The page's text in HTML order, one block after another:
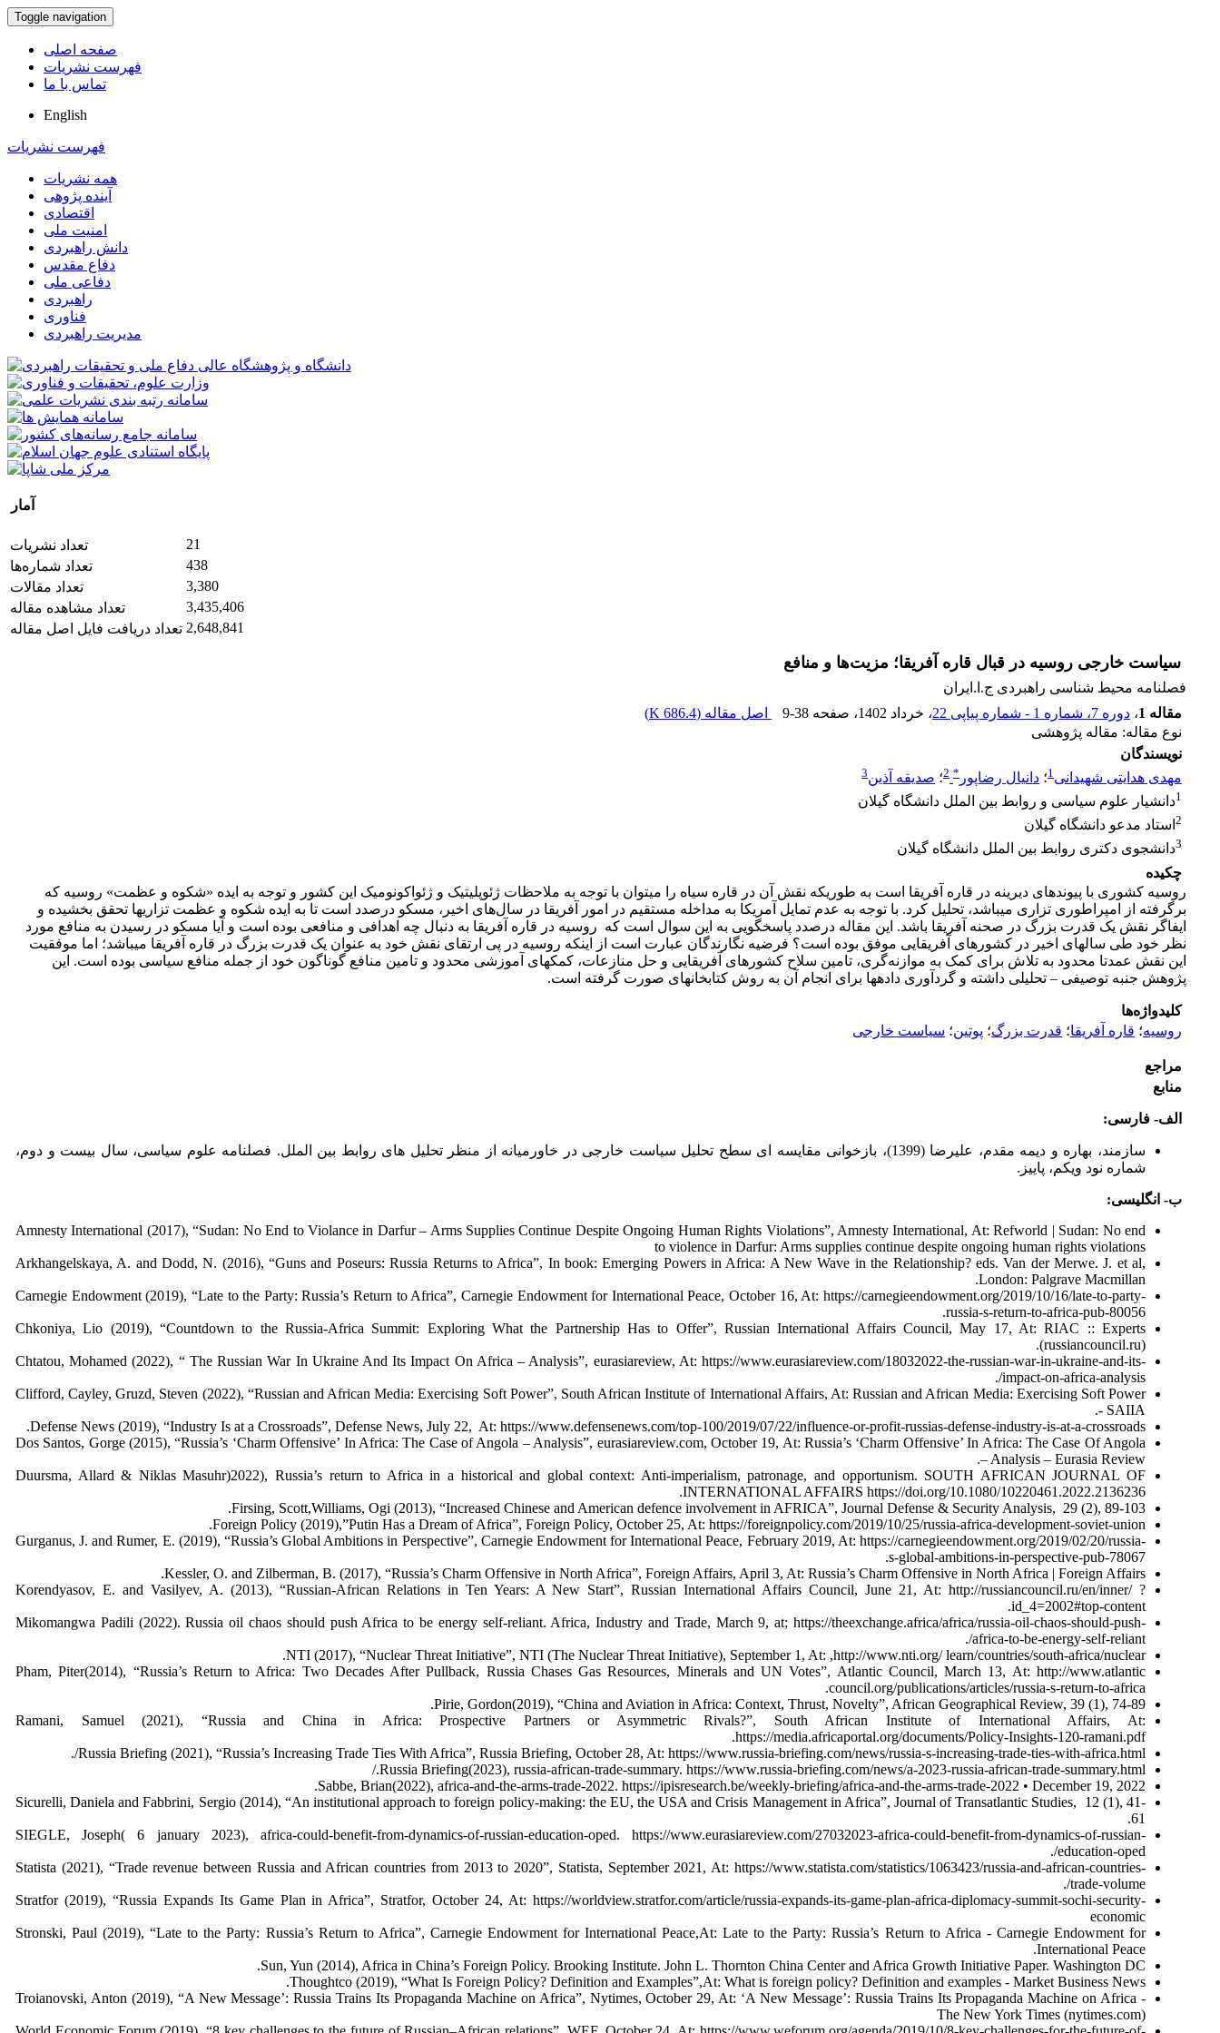
Toggle navigation
صفحه اصلی
فهرست نشریات
تماس با ما
English
فهرست نشریات
همه نشریات
آینده پژوهی
اقتصادی
امنیت ملی
دانش راهبردی
دفاع مقدس
دفاعی ملی
راهبردی
فناوری
مدیریت راهبردی
آمار
تعداد نشریات
21
تعداد شماره‌ها
438
تعداد مقالات
3,380
تعداد مشاهده مقاله
3,435,406
تعداد دریافت فایل اصل مقاله 2,648,841
سیاست خارجی روسیه در قبال قاره آفریقا؛ مزیت‌ها و منافع
فصلنامه محیط شناسی راهبردی ج.ا.ایران
مقاله 1
، دوره 7، شماره 1 - شماره پیاپی 22 ، خرداد 1402 ، صفحه 9-38 اصل مقاله (686.4 K
)
نوع مقاله: مقاله پژوهشی
نویسندگان
مهدی هدایتی شهیدانی 1؛ دانیال رضاپور *
2؛ صدیقه آذین3
1دانشیار علوم سیاسی و روابط بین الملل دانشگاه گیلان
2 استاد مدعو دانشگاه گیلان
3دانشجوی دکتری روابط بین الملل دانشگاه گیلان
چکیده
روسیه کشوری با پیوندهای دیرینه در قاره آفریقا است به طوری­که نقش آن در قاره سیاه را می­توان با توجه به ملاحظات ژئوپلیتیک و ژئواکونومیک این کشور و توجه به ایده «شکوه و عظمت» روسیه که
برگرفته از امپراطوری تزاری می­باشد، تحلیل کرد. با توجه به عدم تمایل آمریکا به مداخله مستقیم در امور آفریقا در سال‌های اخیر، مسکو درصدد است تا به ایده شکوه و عظمت تزاری­ها تحقق بخشیده و
ایفاگر نقش یک قدرت بزرگ در صحنه آفریقا باشد. این مقاله درصدد پاسخگویی به این سوال است که روسیه در قاره آفریقا به دنبال چه اهدافی و منافعی بوده است و آیا مسکو در رسیدن به منافع مورد
نظر خود طی سال­های اخیر در کشورهای آفریقایی موفق بوده است؟ فرضیه­ نگارندگان عبارت است از اینکه روسیه در پی ارتقای نقش خود به عنوان یک قدرت بزرگ در قاره آفریقا می­باشد؛ اما موفقیت
این نقش عمدتا محدود به تلاش برای کمک به موازنه‌گری، تامین سلاح­ کشورهای آفریقایی و حل منازعات، کمک­های آموزشی محدود و تامین منافع گوناگون خود از جمله منافع سیاسی بوده است. این
پژوهش جنبه توصیفی – تحلیلی داشته و گردآوری داده­ها برای انجام آن به روش کتابخانه­ای صورت گرفته است.
کلیدواژه‌ها
روسیه؛ قاره آفریقا؛ قدرت بزرگ؛ پوتین؛ سیاست خارجی
مراجع
منابع
الف- فارسی:
سازمند، بهاره و دیمه مقدم، علیرضا (1399)، بازخوانی مقایسه ای سطح تحلیل سیاست خارجی در خاورمیانه از منظر تحلیل های روابط بین الملل. فصلنامه علوم سیاسی، سال بیست و دوم،
شماره نود ویکم، پاییز.
ب- انگلیسی:
Amnesty International (2017), “Sudan: No End to Violance in Darfur – Arms Supplies Continue Despite Ongoing Human Rights Violations”, Amnesty International, At: Refworld | Sudan: No end
to violence in Darfur: Arms supplies continue despite ongoing human rights violations
Arkhangelskaya, A. and Dodd, N. (2016), “Guns and Poseurs: Russia Returns to Africa”, In book: Emerging Powers in Africa: A New Wave in the Relationship? eds. Van der Merwe. J. et al,
London: Palgrave Macmillan.
Carnegie Endowment (2019), “Late to the Party: Russia’s Return to Africa”, Carnegie Endowment for International Peace, October 16, At: https://carnegieendowment.org/2019/10/16/late-to-party-
russia-s-return-to-africa-pub-80056.
Chkoniya, Lio (2019), “Countdown to the Russia-Africa Summit: Exploring What the Partnership Has to Offer”, Russian International Affairs Council, May 17, At: RIAC :: Experts
(russiancouncil.ru).
Chtatou, Mohamed (2022), “ The Russian War In Ukraine And Its Impact On Africa – Analysis”, eurasiareview, At: https://www.eurasiareview.com/18032022-the-russian-war-in-ukraine-and-its-
impact-on-africa-analysis/.
Clifford, Cayley, Gruzd, Steven (2022), “Russian and African Media: Exercising Soft Power”, South African Institute of International Affairs, At: Russian and African Media: Exercising Soft Power
- SAIIA.
Defense News (2019), “Industry Is at a Crossroads”, Defense News, July 22, At: https://www.defensenews.com/top-100/2019/07/22/influence-or-profit-russias-defense-industry-is-at-a-crossroads.
Dos Santos, Gorge (2015), “Russia’s ‘Charm Offensive’ In Africa: The Case of Angola – Analysis”, eurasiareview.com, October 19, At: Russia’s ‘Charm Offensive’ In Africa: The Case Of Angola
– Analysis – Eurasia Review.
Duursma, Allard & Niklas Masuhr)2022), Russia’s return to Africa in a historical and global context: Anti-imperialism, patronage, and opportunism. SOUTH AFRICAN JOURNAL OF
INTERNATIONAL AFFAIRS https://doi.org/10.1080/10220461.2022.2136236.
Firsing, Scott,Williams, Ogi (2013), “Increased Chinese and American defence involvement in AFRICA”, Journal Defense & Security Analysis, 29 (2), 89-103.
Foreign Policy (2019),”Putin Has a Dream of Africa”, Foreign Policy, October 25, At: https://foreignpolicy.com/2019/10/25/russia-africa-development-soviet-union.
Gurganus, J. and Rumer, E. (2019), “Russia’s Global Ambitions in Perspective”, Carnegie Endowment for International Peace, February 2019, At: https://carnegieendowment.org/2019/02/20/russia-
s-global-ambitions-in-perspective-pub-78067.
Kessler, O. and Zilberman, B. (2017), “Russia’s Charm Offensive in North Africa”, Foreign Affairs, April 3, At: Russia’s Charm Offensive in North Africa | Foreign Affairs.
Korendyasov, E. and Vasilyev, A. (2013), “Russian-African Relations in Ten Years: A New Start”, Russian International Affairs Council, June 21, At: http://russiancouncil.ru/en/inner/ ?
id_4=2002#top-content.
Mikomangwa Padili (2022). Russia oil chaos should push Africa to be energy self-reliant. Africa, Industry and Trade, March 9, at; https://theexchange.africa/africa/russia-oil-chaos-should-push-
africa-to-be-energy-self-reliant/.
NTI (2017), “Nuclear Threat Initiative”, NTI (The Nuclear Threat Initiative), September 1, At: ,http://www.nti.org/ learn/countries/south-africa/nuclear.
Pham, Piter(2014), “Russia’s Return to Africa: Two Decades After Pullback, Russia Chases Gas Resources, Minerals and UN Votes”, Atlantic Council, March 13, At: http://www.atlantic
council.org/publications/articles/russia-s-return-to-africa.
Pirie, Gordon(2019), “China and Aviation in Africa: Context, Thrust, Novelty”, African Geographical Review, 39 (1), 74-89.
Ramani, Samuel (2021), “Russia and China in Africa: Prospective Partners or Asymmetric Rivals?”, South African Institute of International Affairs, At:
https://media.africaportal.org/documents/Policy-Insights-120-ramani.pdf.
Russia Briefing (2021), “Russia’s Increasing Trade Ties With Africa”, Russia Briefing, October 28, At: https://www.russia-briefing.com/news/russia-s-increasing-trade-ties-with-africa.html/.
Russia Briefing(2023), russia-african-trade-summary. https://www.russia-briefing.com/news/a-2023-russia-african-trade-summary.html./
Sabbe, Brian(2022), africa-and-the-arms-trade-2022. https://ipisresearch.be/weekly-briefing/africa-and-the-arms-trade-2022 • December 19, 2022.
Sicurelli, Daniela and Fabbrini, Sergio (2014), “An institutional approach to foreign policy-making: the EU, the USA and Crisis Management in Africa”, Journal of Transatlantic Studies, 12 (1), 41-
61.
SIEGLE, Joseph( 6 january 2023), africa-could-benefit-from-dynamics-of-russian-education-oped. https://www.eurasiareview.com/27032023-africa-could-benefit-from-dynamics-of-russian-
education-oped/.
Statista (2021), “Trade revenue between Russia and African countries from 2013 to 2020”, Statista, September 2021, At: https://www.statista.com/statistics/1063423/russia-and-african-countries-
trade-volume/.
Stratfor (2019), “Russia Expands Its Game Plan in Africa”, Stratfor, October 24, At: https://worldview.stratfor.com/article/russia-expands-its-game-plan-africa-diplomacy-summit-sochi-security-
economic
Stronski, Paul (2019), “Late to the Party: Russia’s Return to Africa”, Carnegie Endowment for International Peace,At: Late to the Party: Russia’s Return to Africa - Carnegie Endowment for
International Peace.
Sun, Yun (2014), Africa in China’s Foreign Policy. Brooking Institute. John L. Thornton China Center and Africa Growth Initiative Paper. Washington DC.
Thoughtco (2019), “What Is Foreign Policy? Definition and Examples”,At: What is foreign policy? Definition and examples - Market Business News.
Troianovski, Anton (2019), “A New Message’: Russia Trains Its Propaganda Machine on Africa”, Nytimes, October 29, At: ‘A New Message’: Russia Trains Its Propaganda Machine on Africa -
The New York Times (nytimes.com)